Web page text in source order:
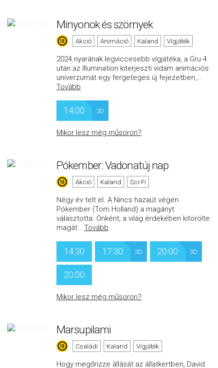
Minyonok és szörnyek
Akció Animáció Kaland Vígjáték
2024 nyarának legviccesebb vígjátéka, a Gru 4
után az Illumination kiterjeszti vidám animációs
univerzumát egy fergeteges új fejezetben,…
Tovább
14:00 3D
Mikor lesz még műsoron?
Pókember: Vadonatúj nap
Akció Kaland Sci-Fi
Négy év telt el. A Nincs hazaút végén
Pókember (Tom Holland) a magányt
választotta. Önként, a világ érdekében kitörölte
magát… Tovább
14:30 17:30 3D 20:00 3D
20:00
Mikor lesz még műsoron?
Marsupilami
Családi Kaland Vígjáték
Hogy megőrizze állását az állatkertben, David